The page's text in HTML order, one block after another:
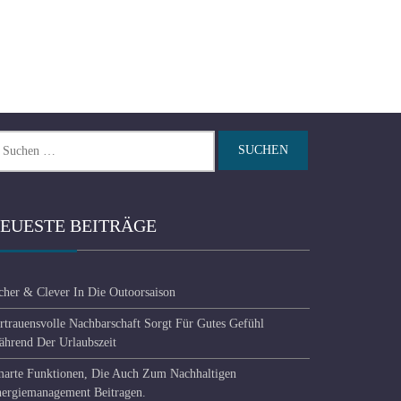
BEITRÄGE
& Clever In Die Outoorsaison
Nachbarschaft Sorgt Für Gutes Gefühl
Der Urlaubszeit
Funktionen, Die Auch Zum Nachhaltigen
Beitragen.